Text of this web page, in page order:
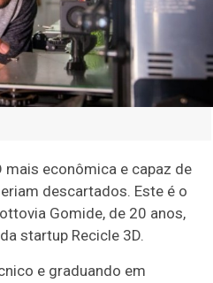
mais econômica e capaz de
descartados. Este é o
Gomide, de 20 anos,
startup Recicle 3D.
e graduando em